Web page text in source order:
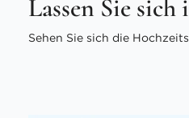
Lassen Sie
Sehen Sie sich die